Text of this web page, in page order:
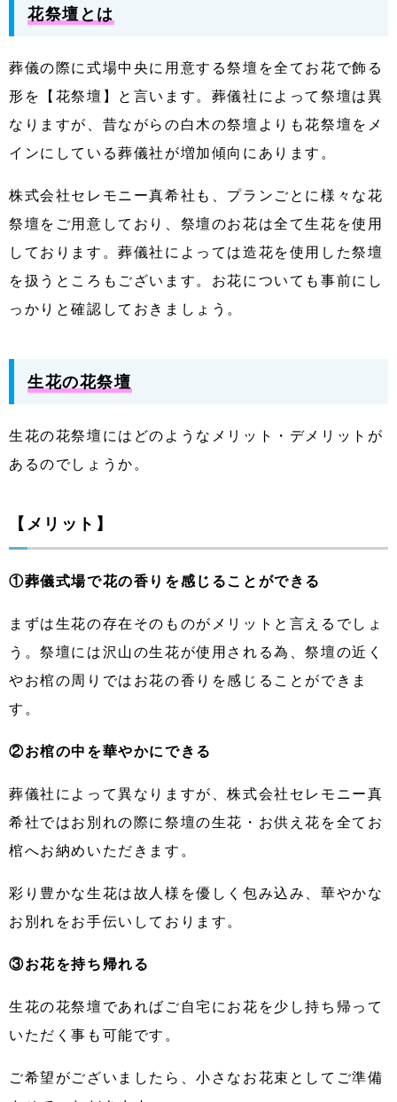
花祭壇とは
葬儀の際に式場中央に用意する祭壇を全てお花で飾る
形を【花祭壇】と言います。葬儀社によって祭壇は異
なりますが、昔ながらの白木の祭壇よりも花祭壇をメ
インにしている葬儀社が増加傾向にあります。
株式会社セレモニー真希社も、プランごとに様々な花
祭壇をご用意しており、祭壇のお花は全て生花を使用
しております。葬儀社によっては造花を使用した祭壇
を扱うところもございます。お花についても事前にし
っかりと確認しておきましょう。
生花の花祭壇
生花の花祭壇にはどのようなメリット・デメリットが
あるのでしょうか。
【メリット】
①葬儀式場で花の香りを感じることができる
まずは生花の存在そのものがメリットと言えるでしょ
う。祭壇には沢山の生花が使用される為、祭壇の近く
やお棺の周りではお花の香りを感じることができま
す。
②お棺の中を華やかにできる
葬儀社によって異なりますが、株式会社セレモニー真
希社ではお別れの際に祭壇の生花・お供え花を全てお
棺へお納めいただきます。
彩り豊かな生花は故人様を優しく包み込み、華やかな
お別れをお手伝いしております。
③お花を持ち帰れる
生花の花祭壇であればご自宅にお花を少し持ち帰って
いただく事も可能です。
ご希望がございましたら、小さなお花束としてご準備